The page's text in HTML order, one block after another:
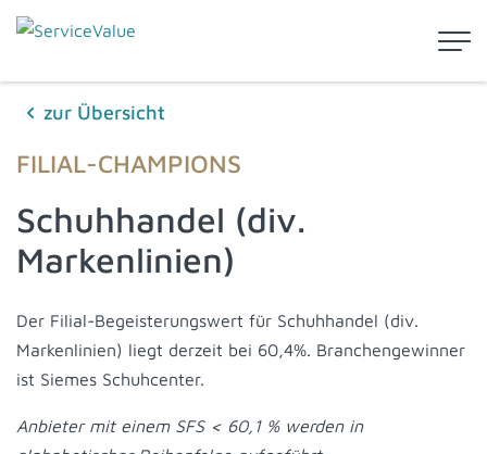
zur Übersicht
FILIAL-CHAMPIONS
Schuhhandel (div.
Markenlinien)
Der Filial-Begeisterungswert für Schuhhandel (div.
Markenlinien) liegt derzeit bei 60,4%. Branchengewinner
ist Siemes Schuhcenter.
Anbieter mit einem SFS < 60,1 % werden in